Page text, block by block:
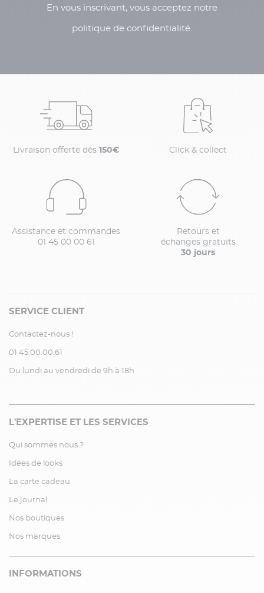
En vous inscrivant, vous acceptez notre
politique de confidentialité.
Livraison offerte dès 150€ Click & collect
Assistance et commandes
01 45 00 00 61
Retours et
échanges gratuits
30 jours
SERVICE CLIENT
Contactez-nous !
01.45.00.00.61
Du lundi au vendredi de 9h à 18h
L'EXPERTISE ET LES SERVICES
Qui sommes nous ?
Idées de looks
La carte cadeau
Le journal
Nos boutiques
Nos marques
INFORMATIONS